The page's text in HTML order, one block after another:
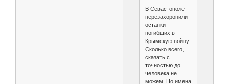
В Севастополе
перезахоронили
останки
погибших в
Крымскую войну
Сколько всего,
сказать с
точностью до
человека не
можем. Но имена